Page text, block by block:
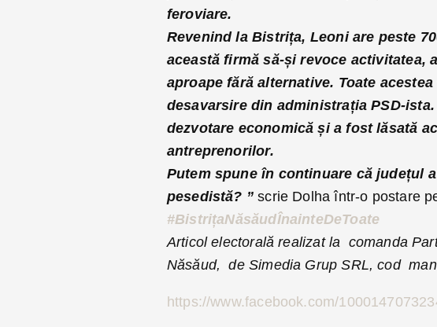
feroviare.
Revenind la Bistrița, Leoni are peste
această firmă să-și revoce activitatea,
aproape fără alternative. Toate
desavarsire din administrația PSD-
dezvotare economică și a fost lăsată
antreprenorilor.
Putem spune în continuare că județul
pesedistă? ”scrie Dolha într-o postare
#BistrițaNăsăudÎnainteDeToate
Articol electorală realizat la comanda
Năsăud, de Simedia Grup SRL, cod
https://www.facebook.com/